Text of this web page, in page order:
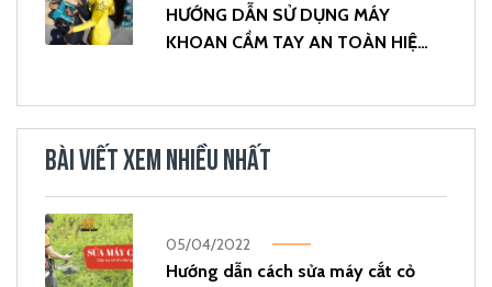
HƯỚNG DẪN SỬ DỤNG MÁY
KHOAN CẦM TAY AN TOÀN HIỆU
BÀI VIẾT XEM NHIỀU NHẤT
05/04/2022
Hướng dẫn cách sửa máy cắt cỏ